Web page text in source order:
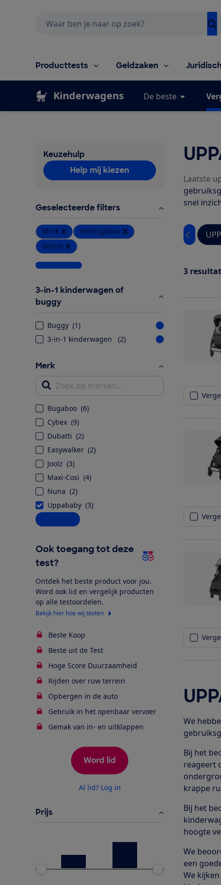
Producttests Geldzaken
Kinderwagens De beste
Keuzehulp
Help mij kiezen
Geselecteerde filters
Merk
Verkrijgbaar
Getest
Wis alle filters
3-in-1 kinderwagen of
buggy
Buggy (1)
3-in-1 kinderwagen
(2)
Merk
Zoek op merken...
Bugaboo (6)
Cybex (9)
Dubatti (2)
Easywalker (2)
Joolz (3)
Maxi-Cosi (4)
Nuna (2)
Uppababy (3)
Alle opties
Ook toegang tot deze
test?
Ontdek het beste product voor jou.
Word ook lid en vergelijk producten
op alle testoordelen.
Bekijk hier hoe wij testen
Beste Koop
Beste uit de Test
Hoge Score Duurzaamheid
Rijden over ruw terrein
Opbergen in de auto
Gebruik in het openbaar vervoer
Gemak van in- en uitklappen
Word lid
Al lid? Log in
Prijs
Laatste
snel
3
We
Bij het
reageert
krappe
Bij het
hoogte
We
een
We